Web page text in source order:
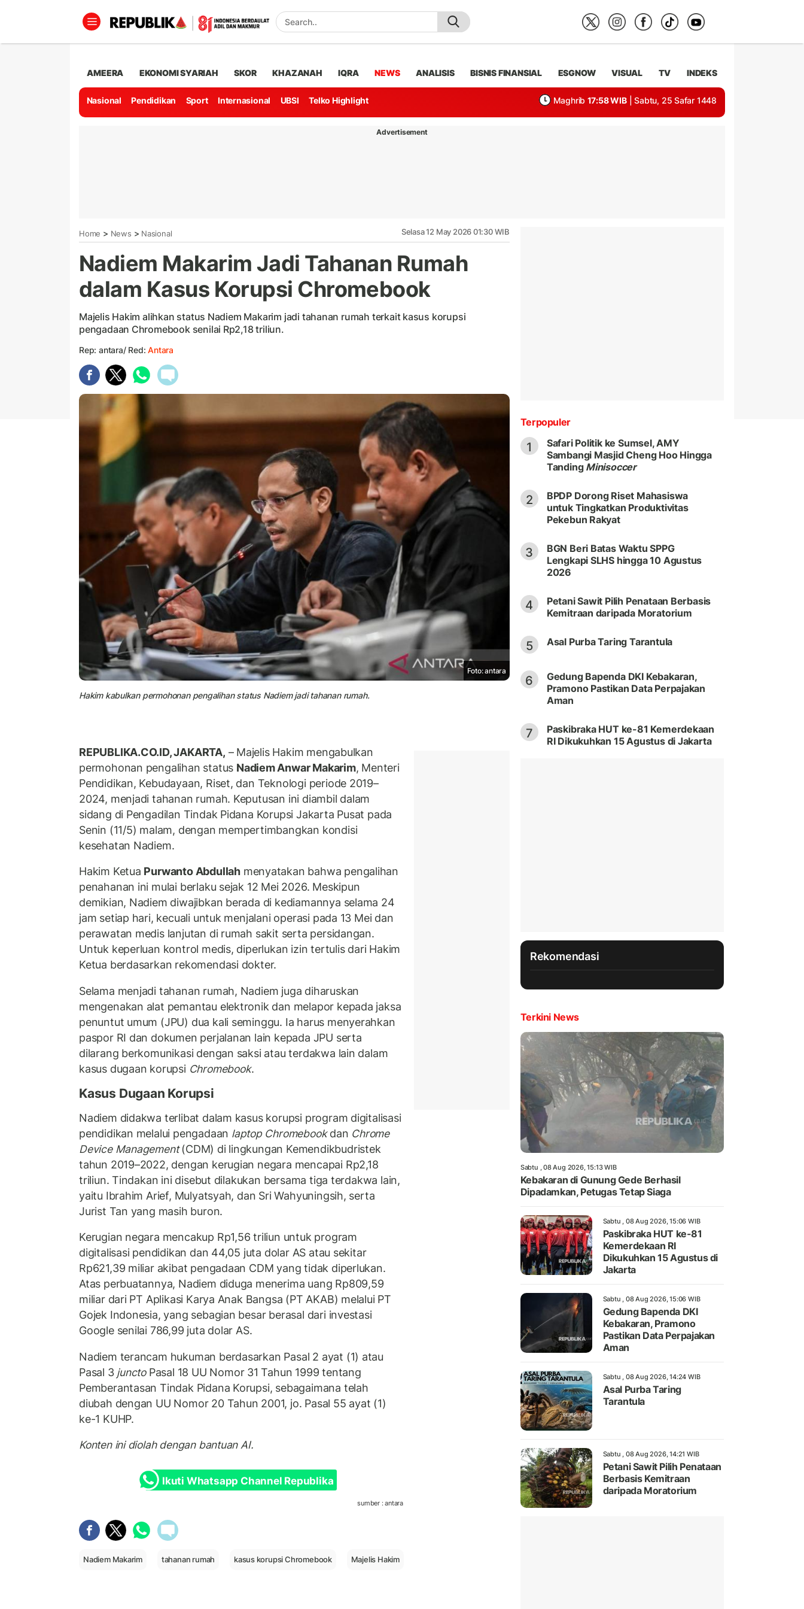
AMEERA EKONOMI SYARIAH SKOR KHAZANAH IQRA NEWS ANALISIS BISNIS FINANSIAL ESGNOW VISUAL TV INDEKS
Nasional Pendidikan Sport Internasional UBSI Telko Highlight Maghrib 17:58 WIB | Sabtu, 25 Safar 1448
Advertisement
Home > News > Nasional Selasa 12 May 2026 01:30 WIB
Nadiem Makarim Jadi Tahanan Rumah
dalam Kasus Korupsi Chromebook
Majelis Hakim alihkan status Nadiem Makarim jadi tahanan rumah terkait kasus korupsi
pengadaan Chromebook senilai Rp2,18 triliun.
Rep: antara/ Red:Antara
Foto: antara
Hakim kabulkan permohonan pengalihan status Nadiem jadi tahanan rumah.
REPUBLIKA.CO.ID, JAKARTA, – Majelis Hakim mengabulkan
permohonan pengalihan status Nadiem Anwar Makarim, Menteri
Pendidikan, Kebudayaan, Riset, dan Teknologi periode 2019–
2024, menjadi tahanan rumah. Keputusan ini diambil dalam
sidang di Pengadilan Tindak Pidana Korupsi Jakarta Pusat pada
Senin (11/5) malam, dengan mempertimbangkan kondisi
kesehatan Nadiem.
Hakim Ketua Purwanto Abdullahmenyatakan bahwa pengalihan
penahanan ini mulai berlaku sejak 12 Mei 2026. Meskipun
demikian, Nadiem diwajibkan berada di kediamannya selama 24
jam setiap hari, kecuali untuk menjalani operasi pada 13 Mei dan
perawatan medis lanjutan di rumah sakit serta persidangan.
Untuk keperluan kontrol medis, diperlukan izin tertulis dari Hakim
Ketua berdasarkan rekomendasi dokter.
Selama menjadi tahanan rumah, Nadiem juga diharuskan
mengenakan alat pemantau elektronik dan melapor kepada jaksa
penuntut umum (JPU) dua kali seminggu. Ia harus menyerahkan
paspor RI dan dokumen perjalanan lain kepada JPU serta
dilarang berkomunikasi dengan saksi atau terdakwa lain dalam
kasus dugaan korupsi Chromebook.
Kasus Dugaan Korupsi
Nadiem didakwa terlibat dalam kasus korupsi program digitalisasi
pendidikan melalui pengadaan laptop Chromebookdan Chrome
Device Management(CDM) di lingkungan Kemendikbudristek
tahun 2019–2022, dengan kerugian negara mencapai Rp2,18
triliun. Tindakan ini disebut dilakukan bersama tiga terdakwa lain,
yaitu Ibrahim Arief, Mulyatsyah, dan Sri Wahyuningsih, serta
Jurist Tan yang masih buron.
Kerugian negara mencakup Rp1,56 triliun untuk program
digitalisasi pendidikan dan 44,05 juta dolar AS atau sekitar
Rp621,39 miliar akibat pengadaan CDM yang tidak diperlukan.
Atas perbuatannya, Nadiem diduga menerima uang Rp809,59
miliar dari PT Aplikasi Karya Anak Bangsa (PT AKAB) melalui PT
Gojek Indonesia, yang sebagian besar berasal dari investasi
Google senilai 786,99 juta dolar AS.
Nadiem terancam hukuman berdasarkan Pasal 2 ayat (1) atau
Pasal 3 junctoPasal 18 UU Nomor 31 Tahun 1999 tentang
Pemberantasan Tindak Pidana Korupsi, sebagaimana telah
diubah dengan UU Nomor 20 Tahun 2001, jo. Pasal 55 ayat (1)
ke-1 KUHP.
Konten ini diolah dengan bantuan AI.
Ikuti Whatsapp Channel Republika
sumber : antara
Nadiem Makarim tahanan rumah kasus korupsi Chromebook Majelis Hakim
Terpopuler
1
Safari Politik ke Sumsel, AMY
Sambangi Masjid Cheng Hoo Hingga
Tanding Minisoccer
2
BPDP Dorong Riset Mahasiswa
untuk Tingkatkan Produktivitas
Pekebun Rakyat
3
BGN Beri Batas Waktu SPPG
Lengkapi SLHS hingga 10 Agustus
2026
4
Petani Sawit Pilih Penataan Berbasis
Kemitraan daripada Moratorium
5 Asal Purba Taring Tarantula
6
Gedung Bapenda DKI Kebakaran,
Pramono Pastikan Data Perpajakan
Aman
7
Paskibraka HUT ke-81 Kemerdekaan
RI Dikukuhkan 15 Agustus di Jakarta
Rekomendasi
Terkini News
Sabtu , 08 Aug 2026, 15:13 WIB
Kebakaran di Gunung Gede Berhasil
Dipadamkan, Petugas Tetap Siaga
Sabtu , 08 Aug 2026, 15:06 WIB
Paskibraka HUT ke-81
Kemerdekaan RI
Dikukuhkan 15 Agustus di
Jakarta
Sabtu , 08 Aug 2026, 15:06 WIB
Gedung Bapenda DKI
Kebakaran, Pramono
Pastikan Data Perpajakan
Aman
Sabtu , 08 Aug 2026, 14:24 WIB
Asal Purba Taring
Tarantula
Sabtu , 08 Aug 2026, 14:21 WIB
Petani Sawit Pilih Penataan
Berbasis Kemitraan
daripada Moratorium